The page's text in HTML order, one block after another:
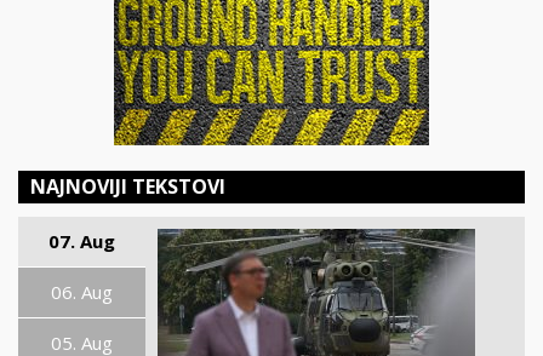
NAJNOVIJI TEKSTOVI
07. Aug
06. Aug
05. Aug